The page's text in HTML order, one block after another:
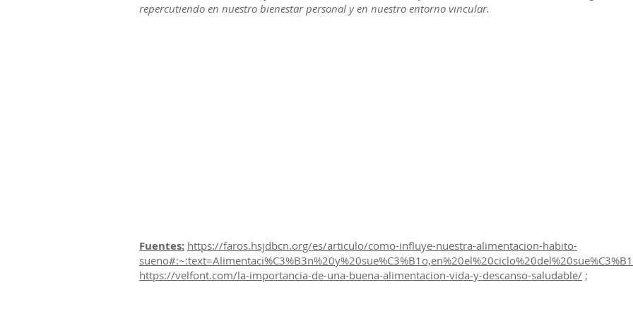
repercutiendo en nuestro bienestar personal y en nuestro entorno vincular.
Fuentes: https://faros.hsjdbcn.org/es/articulo/como-influye-nuestra-alimentacion-habito-
https://velfont.com/la-importancia-de-una-buena-alimentacion-vida-y-descanso-saludable/ ;